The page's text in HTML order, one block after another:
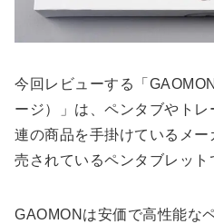
今回レビューする「
ージ）」は、ペンタブやト
連の商品を手掛けているメー
売されているペンタブレット
GAOMONは安価で高性能な